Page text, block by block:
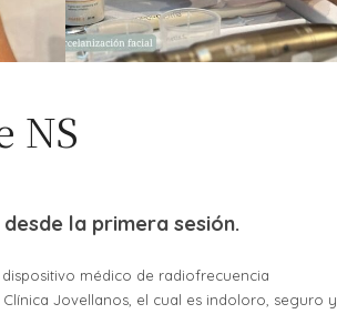
NS
la primera sesión.
médico de radiofrecuencia
Jovellanos, el cual es indoloro, seguro y